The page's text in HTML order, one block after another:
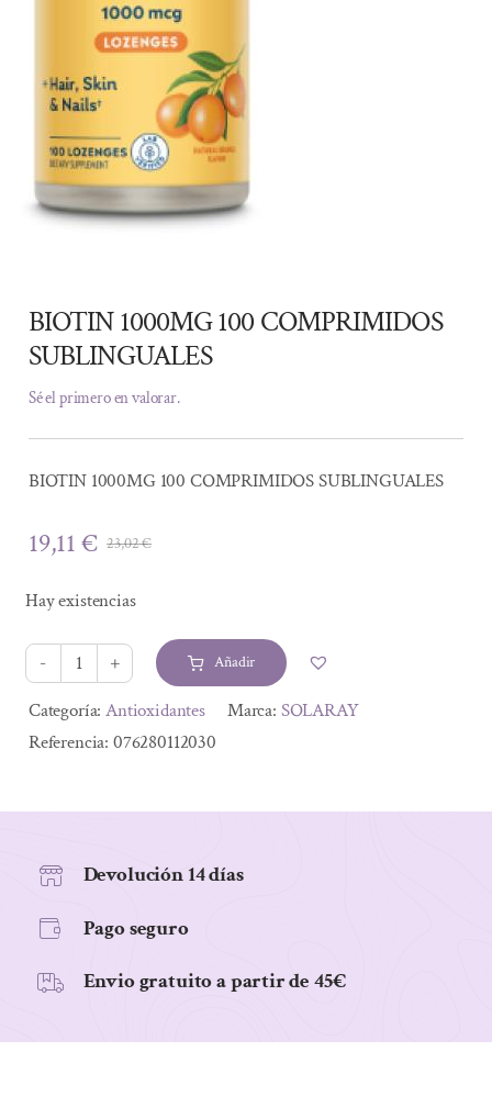
BIOTIN 1000MG 100 COMPRIMIDOS
SUBLINGUALES
Sé el primero en valorar.
BIOTIN 1000MG 100 COMPRIMIDOS SUBLINGUALES
23,02€El
era:
23,02 €.
19,11€
El
es:
19,11 €.
Hay existencias
BIOTIN
1000MG
100
Añadir
Alternative:
Categoría:Antioxidantes Marca: SOLARAY
Referencia: 076280112030
Devolución 14 días
Pago seguro
Envio gratuito a partir de 45€